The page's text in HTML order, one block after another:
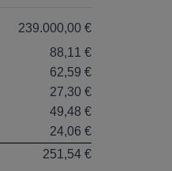
239.000,00 €
88,11 €
62,59 €
27,30 €
49,48 €
24,06 €
251,54 €